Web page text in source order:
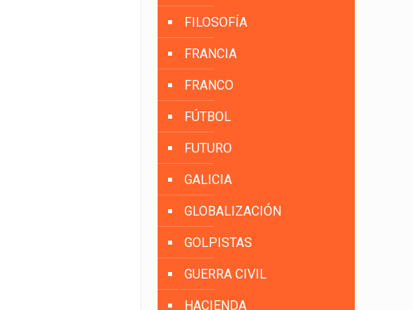
FILOSOFÍA
FRANCIA
FRANCO
FÚTBOL
FUTURO
GALICIA
GLOBALIZACIÓN
GOLPISTAS
GUERRA CIVIL
HACIENDA